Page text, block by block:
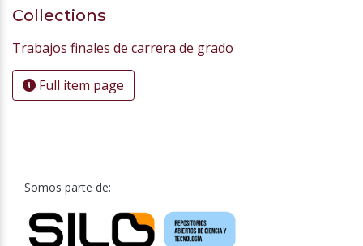
Collections
Trabajos finales de carrera de grado
Full item page
Somos parte de: